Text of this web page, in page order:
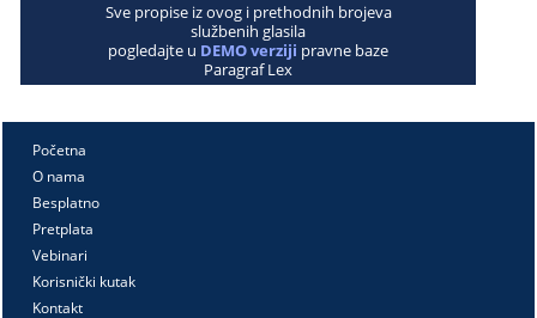
Sve propise iz ovog i prethodnih brojeva
službenih glasila
pogledajte u DEMO verziji pravne baze
Paragraf Lex
Početna
O nama
Besplatno
Pretplata
Vebinari
Korisnički kutak
Kontakt